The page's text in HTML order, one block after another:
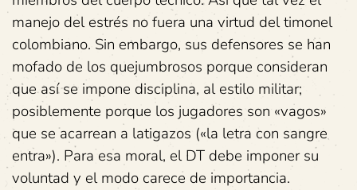
manejo del estrés no fuera una virtud del timonel
colombiano. Sin embargo, sus defensores se han
mofado de los quejumbrosos porque consideran
que así se impone disciplina, al estilo militar;
posiblemente porque los jugadores son «vagos»
que se acarrean a latigazos («la letra con sangre
entra»). Para esa moral, el DT debe imponer su
voluntad y el modo carece de importancia.